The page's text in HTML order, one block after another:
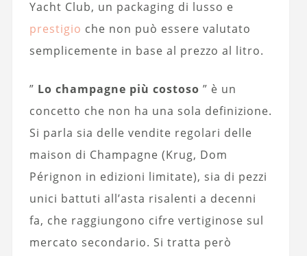
Yacht Club, un packaging di lusso e
prestigio che non può essere valutato
semplicemente in base al prezzo al litro.
” Lo champagne più costoso ” è un
concetto che non ha una sola definizione.
Si parla sia delle vendite regolari delle
maison di Champagne (Krug, Dom
Pérignon in edizioni limitate), sia di pezzi
unici battuti all’asta risalenti a decenni
fa, che raggiungono cifre vertiginose sul
mercato secondario. Si tratta però